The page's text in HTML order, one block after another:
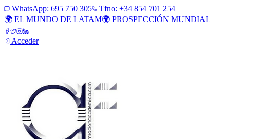
WhatsApp: 695 750 305
Tfno: +34 854 701 254
🌍 EL MUNDO DE LATAM🌍 PROSPECCIÓN MUNDIAL
Acceder